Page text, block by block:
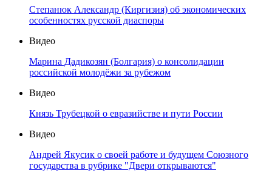
Степанюк Александр (Киргизия) об экономических
особенностях русской диаспоры
Видео
Марина Дадикозян (Болгария) о консолидации
российской молодёжи за рубежом
Видео
Князь Трубецкой о евразийстве и пути России
Видео
Андрей Якусик о своей работе и будущем Союзного
государства в рубрике "Двери открываются"